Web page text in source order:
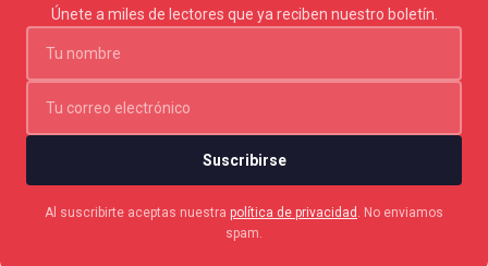
Únete a miles de lectores que ya reciben nuestro boletín.
Suscribirse
Al suscribirte aceptas nuestra política de privacidad
. No enviamos
spam.